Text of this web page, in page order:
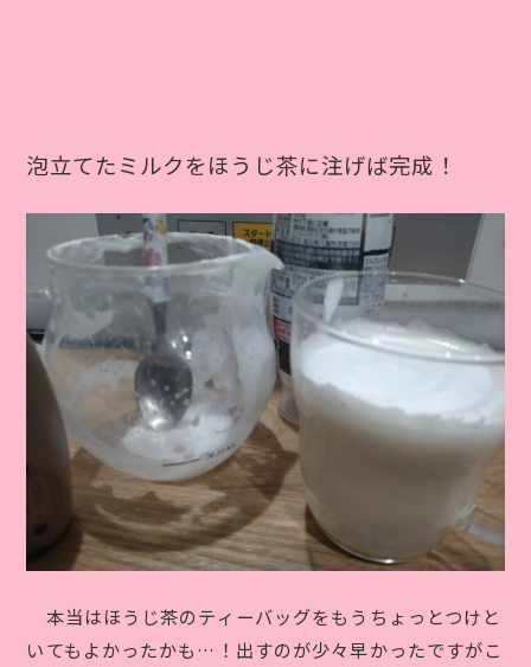
泡立てたミルクをほうじ茶に注げば完成！
本当はほうじ茶のティーバッグをもうちょっとつけと
いてもよかったかも…！出すのが少々早かったですがこ